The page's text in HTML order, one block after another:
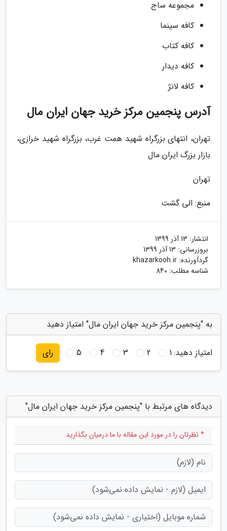
مجموعه ساج
کافه سینما
کافه کتاب
کافه دیدار
کافه لانژ
آدرس پنجمین مرکز خرید جهان ایران مال
تهران، انتهای بزرگراه شهید همت غرب، بزرگراه شهید خرازی،
بازار بزرگ ایران مال
تهران
منبع: الی گشت
انتشار: 13 آذر 1399
بروزرسانی: 13 آذر 1399
گردآورنده: khazarkooh.ir
شناسه مطلب: 840
به "پنجمین مرکز خرید جهان ایران مال" امتیاز دهید
امتیاز دهید:1
2
3
4
5 رای
دیدگاه های مرتبط با "پنجمین مرکز خرید جهان ایران مال"
* نظرتان را در مورد این مقاله با ما درمیان بگذارید